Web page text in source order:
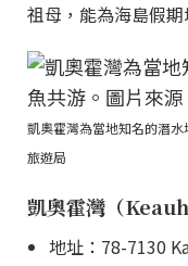
祖母，能為海島假期
凱奧霍灣為當地知名的潛
旅遊局
凱奧霍灣（
地址：78-7130